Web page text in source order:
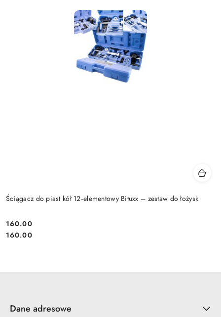
Ściągacz do piast kół 12‑elementowy Bituxx – zestaw do łożysk
Cena:
160.00
Cena:
160.00
Dane adresowe